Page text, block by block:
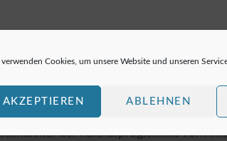
Cookies, um unsere Website und unseren
AKZEPTIEREN ABLEHNEN
der Partnerprogramme von